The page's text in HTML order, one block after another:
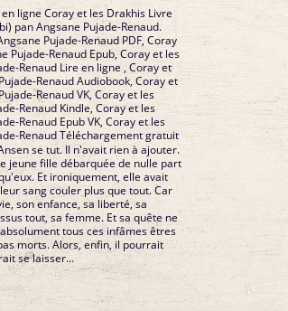
ligne Coray et les Drakhis Livre
pan Angsane Pujade-Renaud.
Pujade-Renaud PDF, Coray
Pujade-Renaud Epub, Coray et les
Renaud Lire en ligne , Coray et
Renaud Audiobook, Coray et
Renaud VK, Coray et les
Renaud Kindle, Coray et les
Renaud Epub VK, Coray et les
Renaud Téléchargement gratuit
se tut. Il n'avait rien à ajouter.
jeune fille débarquée de nulle part
Et ironiquement, elle avait
sang couler plus que tout. Car
son enfance, sa liberté, sa
tout, sa femme. Et sa quête ne
tous ces infâmes êtres
morts. Alors, enfin, il pourrait
se laisser...